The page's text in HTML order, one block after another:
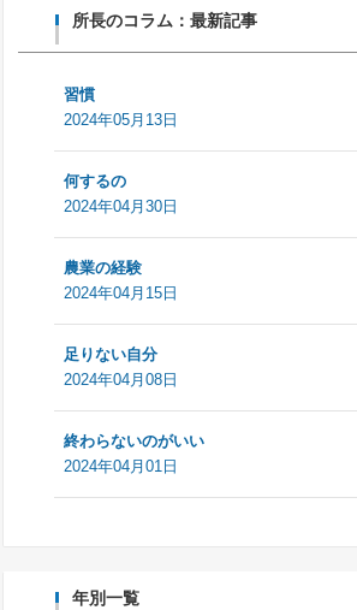
所長のコラム：最新記事
習慣
2024年05月13日
何するの
2024年04月30日
農業の経験
2024年04月15日
足りない自分
2024年04月08日
終わらないのがいい
2024年04月01日
年別一覧